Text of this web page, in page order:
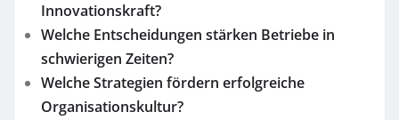
Innovationskraft?
Welche Entscheidungen stärken Betriebe in
schwierigen Zeiten?
Welche Strategien fördern erfolgreiche
Organisationskultur?